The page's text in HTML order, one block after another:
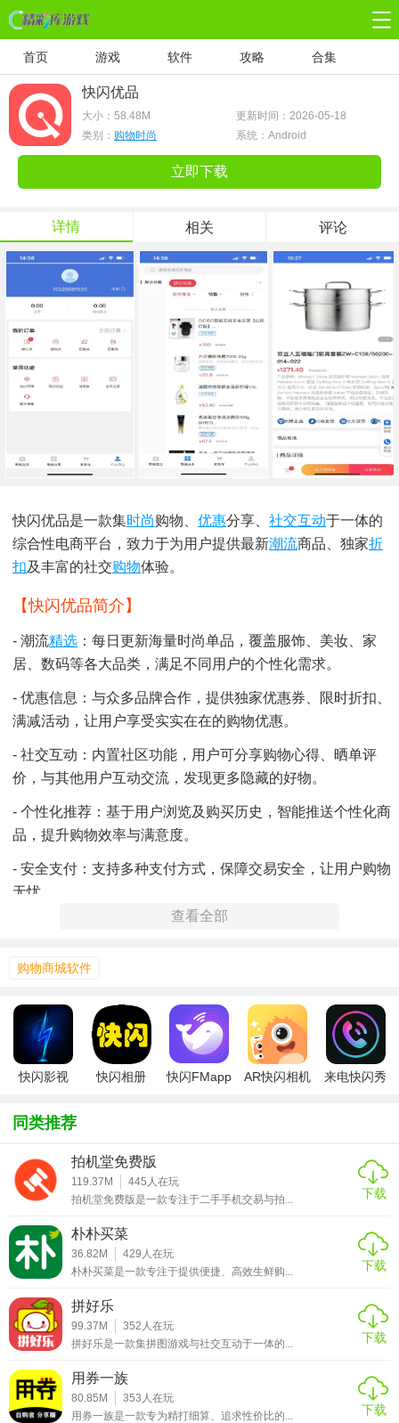
首页 游戏 软件 攻略 合集
快闪优品
大小： 58.48M
更新时间：2026-05-18
类别： 购物时尚 系统：Android
立即下载
详情 相关 评论
快闪优品是一款集时尚购物、 优惠分享、 社交互动于一体的
综合性电商平台，致力于为用户提供最新潮流商品、独家折
扣及丰富的社交购物体验。
【快闪优品简介】
- 潮流精选 ：每日更新海量时尚单品，覆盖服饰、美妆、家
居、数码等各大品类，满足不同用户的个性化需求。
- 优惠信息：与众多品牌合作，提供独家优惠券、限时折扣、
满减活动，让用户享受实实在在的购物优惠。
- 社交互动：内置社区功能，用户可分享购物心得、晒单评
价，与其他用户互动交流，发现更多隐藏的好物。
- 个性化推荐：基于用户浏览及购买历史，智能推送个性化商
品，提升购物效率与满意度。
- 安全支付：支持多种支付方式，保障交易安全，让用户购物
无忧。
【快闪优品技巧】
1. 快速搜索：利用精准的搜索功能，快速找到心仪商品。
2. 关注功能：关注喜欢的店铺或商品，第一时间获取上新及
优惠信息。
4. 晒单赢奖：分享购物体验至社区，有机会获得平台奖励或
商家优惠券。
查看全部
购物商城软件
快闪影视
快闪相册 快闪FMapp AR快闪相机 来电快闪秀
同类推荐
拍机堂免费版
119.37M 445 人在玩
拍机堂免费版是一款专注于二手手机交易与拍...
下载
朴朴买菜
36.82M 429 人在玩
朴朴买菜是一款专注于提供便捷、高效生鲜购...
下载
拼好乐
99.37M 352 人在玩
拼好乐是一款集拼图游戏与社交互动于一体的...
下载
用券一族
80.85M 353 人在玩
用券一族是一款专为精打细算、追求性价比的...
下载